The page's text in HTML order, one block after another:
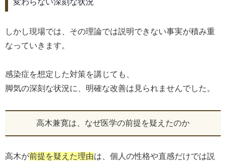
しかし現場では、その理論では説明できない事実が積み重
なっていきます。
感染症を想定した対策を講じても、
脚気の深刻な状況に、明確な改善は見られませんでした。
高木兼寛は、なぜ医学の前提を疑えたのか
高木が前提を疑えた理由は、個人の性格や直感だけでは説